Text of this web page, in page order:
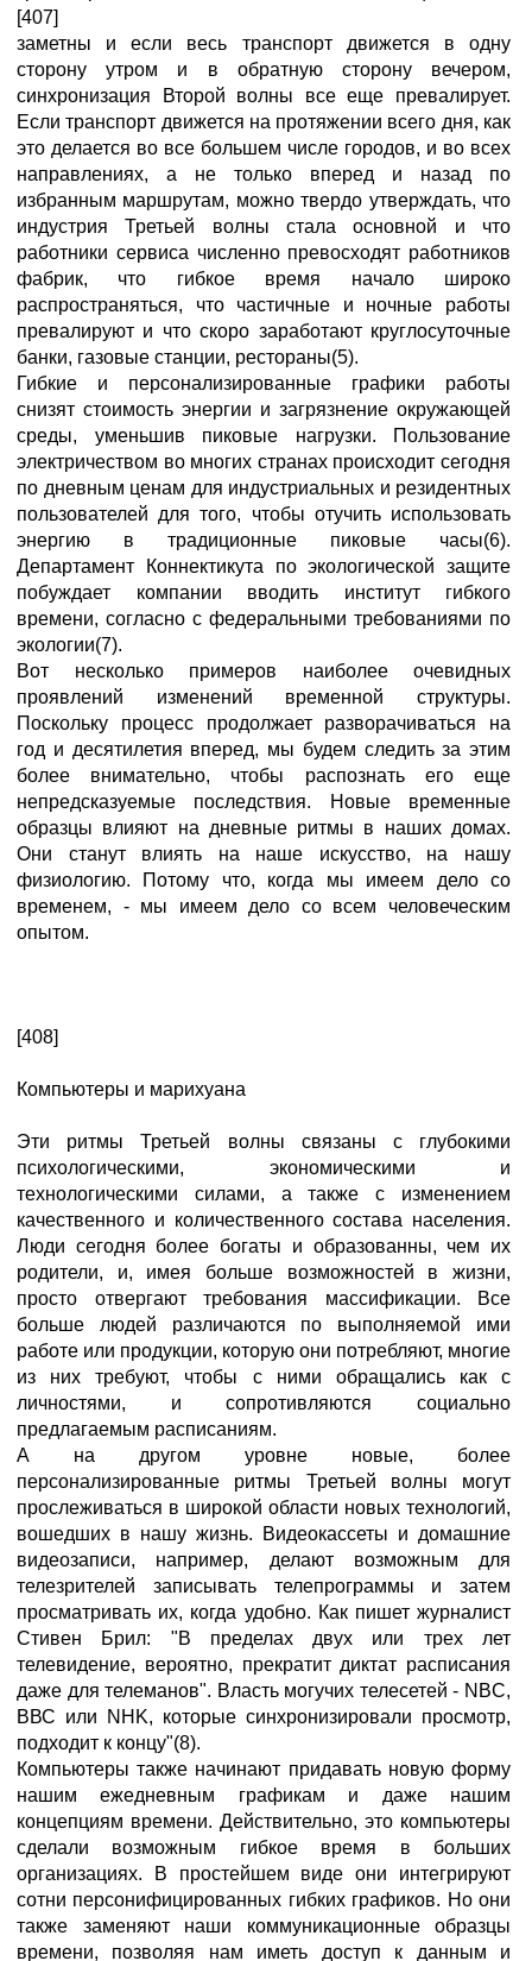
[407]
заметны и если весь транспорт движется в одну
сторону утром и в обратную сторону вечером,
синхронизация Второй волны все еще превалирует.
Если транспорт движется на протяжении всего дня, как
это делается во все большем числе городов, и во всех
направлениях, а не только вперед и назад по
избранным маршрутам, можно твердо утверждать, что
индустрия Третьей волны стала основной и что
работники сервиса численно превосходят работников
фабрик, что гибкое время начало широко
распространяться, что частичные и ночные работы
превалируют и что скоро заработают круглосуточные
банки, газовые станции, рестораны(5).
Гибкие и персонализированные графики работы
снизят стоимость энергии и загрязнение окружающей
среды, уменьшив пиковые нагрузки. Пользование
электричеством во многих странах происходит сегодня
по дневным ценам для индустриальных и резидентных
пользователей для того, чтобы отучить использовать
энергию в традиционные пиковые часы(6).
Департамент Коннектикута по экологической защите
побуждает компании вводить институт гибкого
времени, согласно с федеральными требованиями по
экологии(7).
Вот несколько примеров наиболее очевидных
проявлений изменений временной структуры.
Поскольку процесс продолжает разворачиваться на
год и десятилетия вперед, мы будем следить за этим
более внимательно, чтобы распознать его еще
непредсказуемые последствия. Новые временные
образцы влияют на дневные ритмы в наших домах.
Они станут влиять на наше искусство, на нашу
физиологию. Потому что, когда мы имеем дело со
временем, - мы имеем дело со всем человеческим
опытом.
[408]
Компьютеры и марихуана
Эти ритмы Третьей волны связаны с глубокими
психологическими, экономическими и
технологическими силами, а также с изменением
качественного и количественного состава населения.
Люди сегодня более богаты и образованны, чем их
родители, и, имея больше возможностей в жизни,
просто отвергают требования массификации. Все
больше людей различаются по выполняемой ими
работе или продукции, которую они потребляют, многие
из них требуют, чтобы с ними обращались как с
личностями, и сопротивляются социально
предлагаемым расписаниям.
А на другом уровне новые, более
персонализированные ритмы Третьей волны могут
прослеживаться в широкой области новых технологий,
вошедших в нашу жизнь. Видеокассеты и домашние
видеозаписи, например, делают возможным для
телезрителей записывать телепрограммы и затем
просматривать их, когда удобно. Как пишет журналист
Стивен Брил: "В пределах двух или трех лет
телевидение, вероятно, прекратит диктат расписания
даже для телеманов". Власть могучих телесетей - NBC,
ВВС или NHK, которые синхронизировали просмотр,
подходит к концу"(8).
Компьютеры также начинают придавать новую форму
нашим ежедневным графикам и даже нашим
концепциям времени. Действительно, это компьютеры
сделали возможным гибкое время в больших
организациях. В простейшем виде они интегрируют
сотни персонифицированных гибких графиков. Но они
также заменяют наши коммуникационные образцы
времени, позволяя нам иметь доступ к данным и